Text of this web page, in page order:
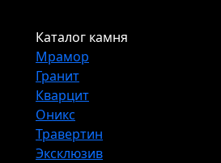
Каталог камня
Мрамор
Гранит
Кварцит
Оникс
Травертин
Эксклюзив